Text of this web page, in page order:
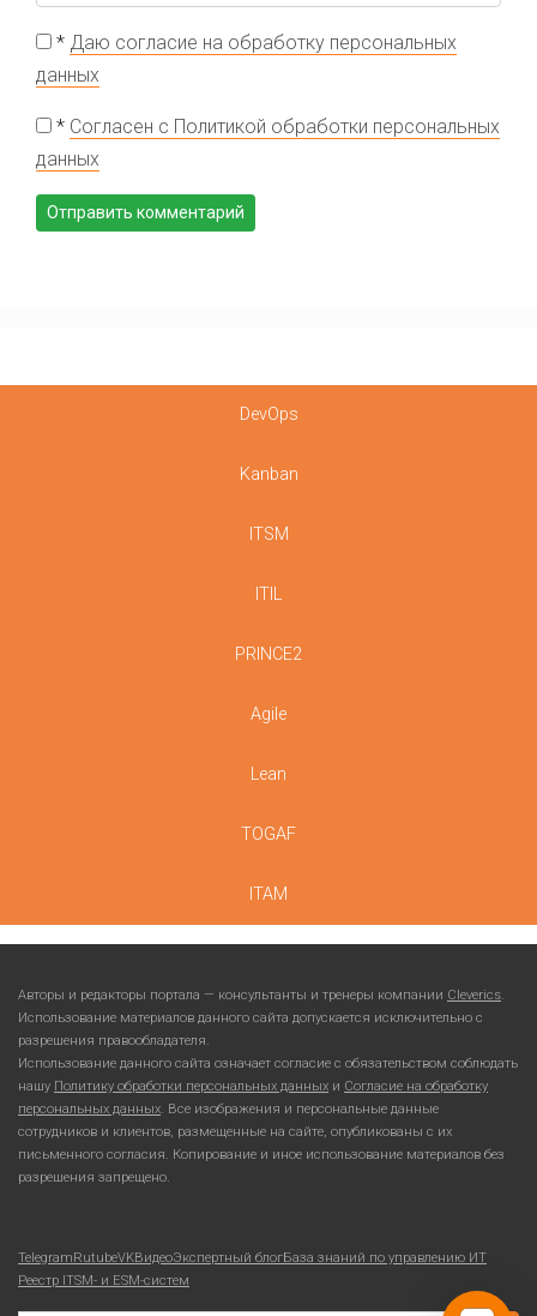
* Даю согласие на обработку персональных
данных
* Согласен с Политикой обработки персональных
данных
DevOps
Kanban
ITSM
ITIL
PRINCE2
Agile
Lean
TOGAF
ITAM
Авторы и редакторы портала — консультанты и тренеры компании Cleverics.
Использование материалов данного сайта допускается исключительно с
разрешения правообладателя.
Использование данного сайта означает согласие с обязательством соблюдать
нашу Политику обработки персональных данных и Согласие на обработку
персональных данных. Все изображения и персональные данные
сотрудников и клиентов, размещенные на сайте, опубликованы с их
письменного согласия. Копирование и иное использование материалов без
разрешения запрещено.
TelegramRutubeVKВидеоЭкспертный блогБаза знаний по управлению ИТ
Реестр ITSM- и ESM-систем